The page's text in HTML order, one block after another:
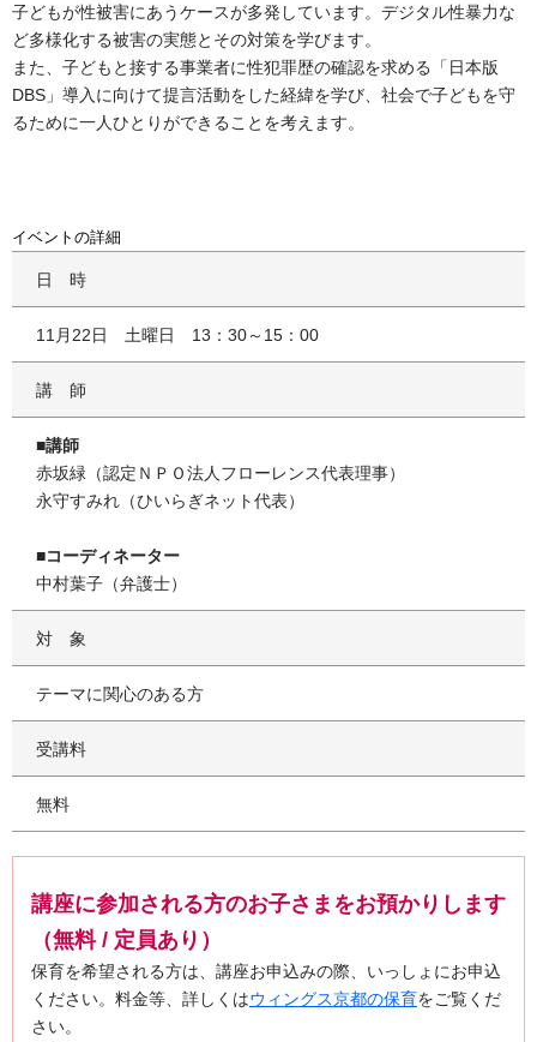
子どもが性被害にあうケースが多発しています。デジタル性暴力な
ど多様化する被害の実態とその対策を学びます。
また、子どもと接する事業者に性犯罪歴の確認を求める「日本版
DBS」導入に向けて提言活動をした経緯を学び、社会で子どもを守
るために一人ひとりができることを考えます。
イベントの詳細
日時
11月22日 土曜日 13：30～15：00
講師
■講師
赤坂緑（認定ＮＰＯ法人フローレンス代表理事）
永守すみれ（ひいらぎネット代表）
■コーディネーター
中村葉子（弁護士）
対象
テーマに関心のある方
受講料
無料
講座に参加される方のお子さまをお預かりします
（無料 / 定員あり）
保育を希望される方は、講座お申込みの際、いっしょにお申込
ください。料金等、詳しくはウィングス京都の保育をご覧くだ
さい。